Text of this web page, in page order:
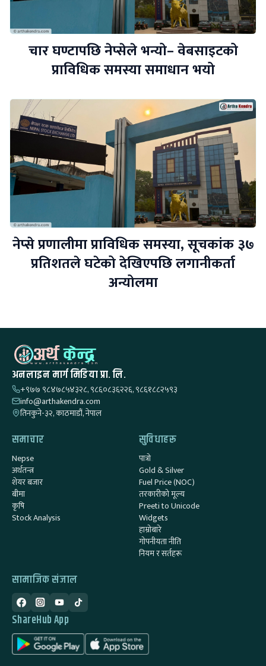
चार घण्टापछि नेप्सेले भन्यो– वेबसाइटको
प्राविधिक समस्या समाधान भयो
नेप्से प्रणालीमा प्राविधिक समस्या, सूचकांक ३७
प्रतिशतले घटेको देखिएपछि लगानीकर्ता
अन्योलमा
अनलाइन मार्ग मिडिया प्रा. लि.
+९७७ ९८४७८५४३२८, ९८६०८३६२२६, ९८६१८८२५९३
info@arthakendra.com
तिनकुने-३२, काठमाडौं, नेपाल
समाचार
Nepse
अर्थतन्त्र
शेयर बजार
बीमा
कृषि
Stock Analysis
सुविधाहरू
पात्रो
Gold & Silver
Fuel Price (NOC)
तरकारीको मूल्य
Preeti to Unicode
Widgets
हाम्रोबारे
गोपनीयता नीति
नियम र सर्तहरू
सामाजिक संजाल
ShareHub App